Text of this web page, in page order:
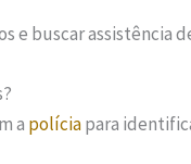
e buscar assistência
a políciapara